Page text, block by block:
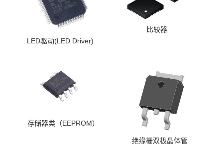
LED驱动(LED Driver)
比较器
存储器类（EEPROM）
绝缘栅双极晶体管